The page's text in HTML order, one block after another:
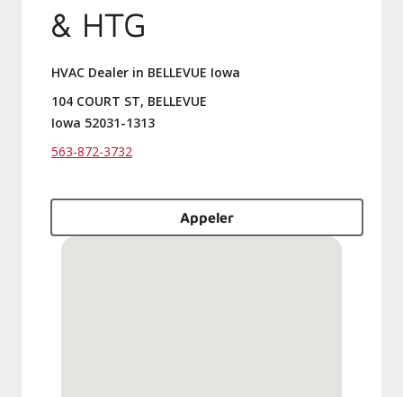
& HTG
HVAC Dealer in BELLEVUE Iowa
104 COURT ST, BELLEVUE
Iowa 52031-1313
563-872-3732
Appeler